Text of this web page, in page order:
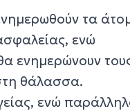
τα
ενώ
ενημερώνουν
θάλασσα.
ενώ